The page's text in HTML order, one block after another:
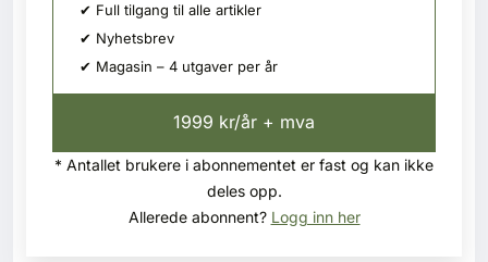
✔ Full tilgang til alle artikler
✔ Nyhetsbrev
✔ Magasin – 4 utgaver per år
1999 kr/år + mva
* Antallet brukere i abonnementet er fast og kan ikke
deles opp.
Allerede abonnent? Logg inn her